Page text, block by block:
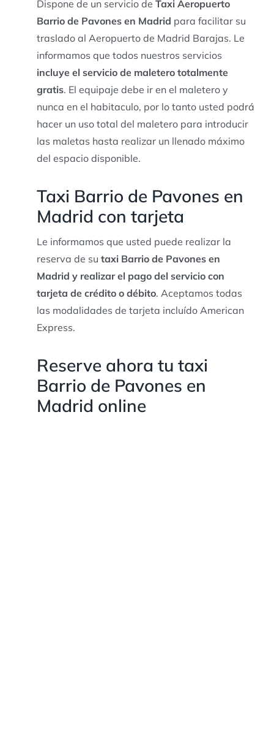
Dispone de un servicio de Taxi Aeropuerto
Barrio de Pavones en Madrid para facilitar su
traslado al Aeropuerto de Madrid Barajas. Le
informamos que todos nuestros servicios
incluye el servicio de maletero totalmente
gratis. El equipaje debe ir en el maletero y
nunca en el habitaculo, por lo tanto usted podrá
hacer un uso total del maletero para introducir
las maletas hasta realizar un llenado máximo
del espacio disponible.
Taxi Barrio de Pavones en
Madrid con tarjeta
Le informamos que usted puede realizar la
reserva de su taxi Barrio de Pavones en
Madrid y realizar el pago del servicio con
tarjeta de crédito o débito. Aceptamos todas
las modalidades de tarjeta incluído American
Express.
Reserve ahora tu taxi
Barrio de Pavones en
Madrid online